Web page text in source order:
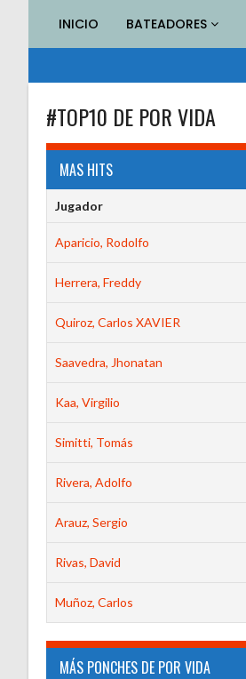
contenido
INICIO BATEADORES
#TOP10 DE POR VIDA
MAS HITS
Jugador
Aparicio, Rodolfo
Herrera, Freddy
Quiroz, Carlos XAVIER
Saavedra, Jhonatan
Kaa, Virgilio
Simitti, Tomás
Rivera, Adolfo
Arauz, Sergio
Rivas, David
Muñoz, Carlos
MÁS PONCHES DE POR VIDA